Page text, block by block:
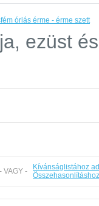
óriás érme - érme szett
ezüst
VAGY -
Kívánságlistához